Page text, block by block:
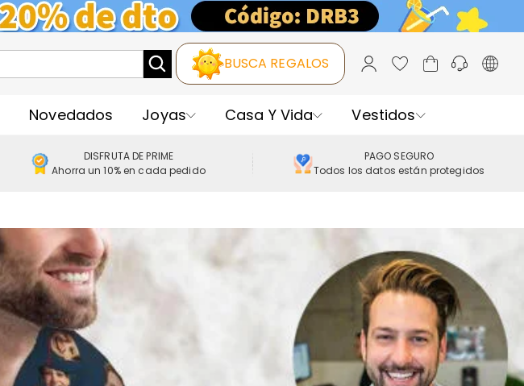
BUSCA REGALOS
Novedados Joyas Casa Y Vida Vestidos
DISFRUTA DE PRIME
Ahorra un 10% en cada pedido
PAGO SEGURO
Todos los datos están protegidos